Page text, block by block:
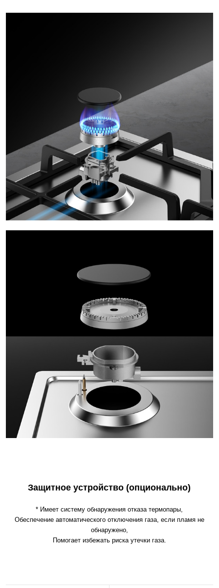
Защитное устройство (опционально)
* Имеет систему обнаружения отказа термопары,
Обеспечение автоматического отключения газа, если пламя не
обнаружено,
Помогает избежать риска утечки газа.